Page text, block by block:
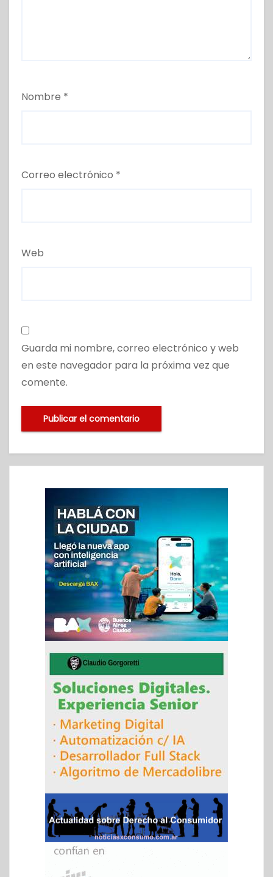
Nombre *
Correo electrónico *
Web
Guarda mi nombre, correo electrónico y web
en este navegador para la próxima vez que
comente.